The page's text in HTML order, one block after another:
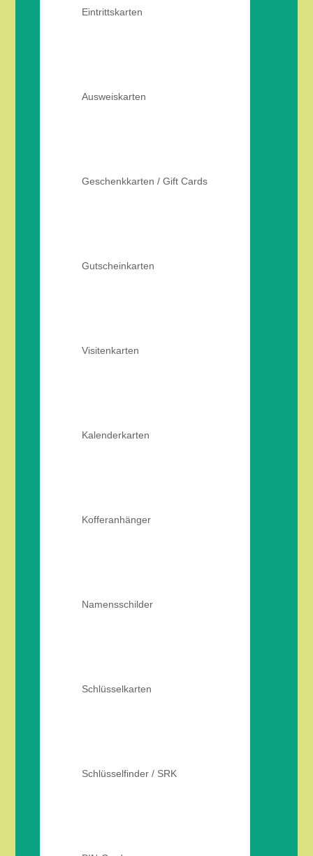
Eintrittskarten
Ausweiskarten
Geschenkkarten / Gift Cards
Gutscheinkarten
Visitenkarten
Kalenderkarten
Kofferanhänger
Namensschilder
Schlüsselkarten
Schlüsselfinder / SRK